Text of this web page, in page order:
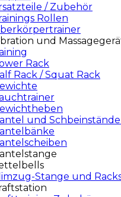
/ Zubehör
Rollen
und
Rack
Rack / Squat Rack
und
Stange und